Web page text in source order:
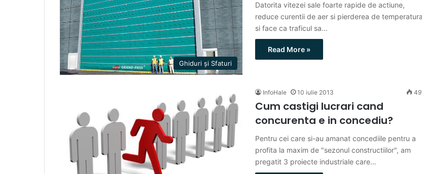
Ghiduri și Sfaturi
Datorita vitezei sale foarte rapide de actiune,
reduce curentii de aer si pierderea de temperatura
si face ca traficul sa…
Read More »
InfoHale 10 iulie 2013
Cum castigi lucrari cand
concurenta e in concediu?
Pentru cei care si-au amanat concediile pentru a
profita la maxim de "sezonul constructiilor", am
pregatit 3 proiecte industriale care…